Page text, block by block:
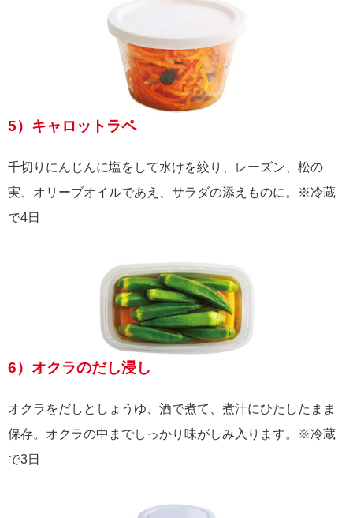
5）キャロットラペ
千切りにんじんに塩をして水けを絞り、レーズン、松の
実、オリーブオイルであえ、サラダの添えものに。※冷蔵
で4日
6）オクラのだし浸し
オクラをだしとしょうゆ、酒で煮て、煮汁にひたしたまま
保存。オクラの中までしっかり味がしみ入ります。※冷蔵
で3日